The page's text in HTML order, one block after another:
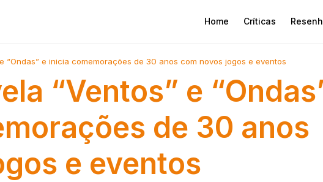
Home Críticas
“Ondas” e inicia comemorações de 30 anos com novos jogos e eventos
“Ventos” e
de 30 anos
e eventos